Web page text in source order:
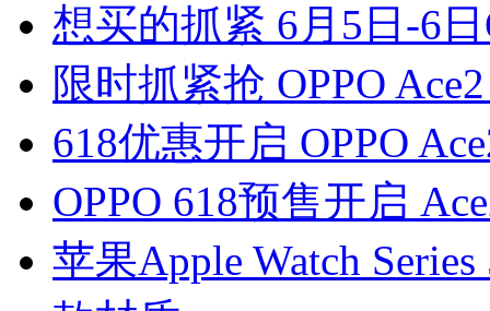
想买的抓紧 6月5日-6
限时抓紧抢 OPPO
618优惠开启 OPPO
OPPO 618预售开启
苹果Apple Watch